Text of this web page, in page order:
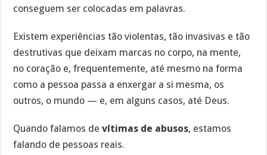
conseguem ser colocadas em palavras.
Existem experiências tão violentas, tão invasivas e tão
destrutivas que deixam marcas no corpo, na mente,
no coração e, frequentemente, até mesmo na forma
como a pessoa passa a enxergar a si mesma, os
outros, o mundo — e, em alguns casos, até Deus.
Quando falamos devítimas de abusos, estamos
falando de pessoas reais.